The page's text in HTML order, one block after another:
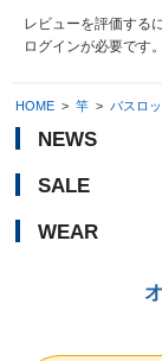
レビューを評価する
ログインが必要です。
HOME > 竿 > バスロ
NEWS
SALE
WEAR